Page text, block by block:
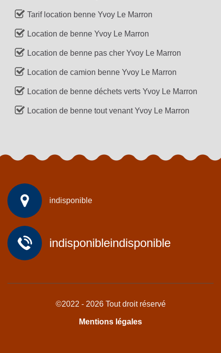
Tarif location benne Yvoy Le Marron
Location de benne Yvoy Le Marron
Location de benne pas cher Yvoy Le Marron
Location de camion benne Yvoy Le Marron
Location de benne déchets verts Yvoy Le Marron
Location de benne tout venant Yvoy Le Marron
indisponible
indisponibleindisponible
©2022 - 2026 Tout droit réservé
Mentions légales